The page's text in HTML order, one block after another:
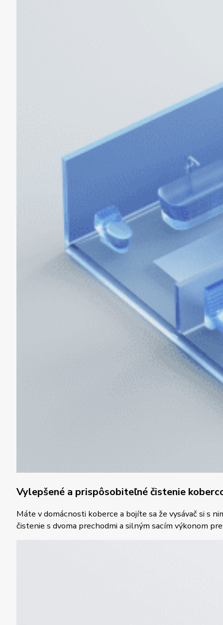
Vylepšené a prispôsobiteľné čistenie
Máte v domácnosti koberce a bojíte sa že vysávač si s
čistenie s dvoma prechodmi a silným sacím výkonom